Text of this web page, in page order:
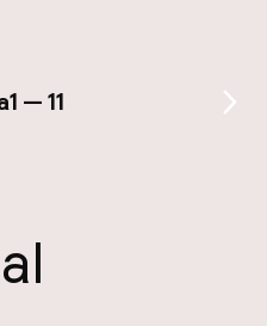
1 — 11